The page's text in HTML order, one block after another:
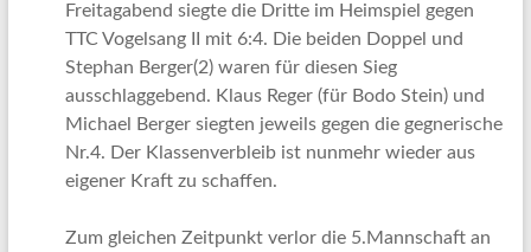
Freitagabend siegte die Dritte im Heimspiel gegen
TTC Vogelsang II mit 6:4. Die beiden Doppel und
Stephan Berger(2) waren für diesen Sieg
ausschlaggebend. Klaus Reger (für Bodo Stein) und
Michael Berger siegten jeweils gegen die gegnerische
Nr.4. Der Klassenverbleib ist nunmehr wieder aus
eigener Kraft zu schaffen.
Zum gleichen Zeitpunkt verlor die 5.Mannschaft an